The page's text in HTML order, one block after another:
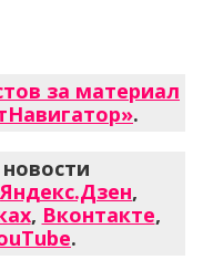
за материал
.
Яндекс.Дзен,
, Вконтакте,
.